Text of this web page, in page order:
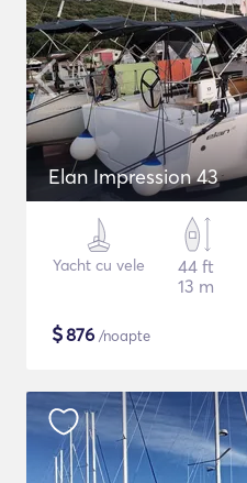
Elan Impression 43
Yacht cu vele
44 ft
13 m
$876 /noapte